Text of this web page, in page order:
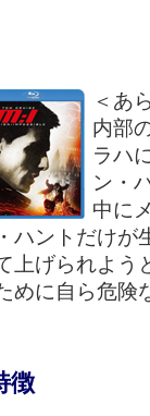
＜あ
内部
ラハ
ン・
中に
ハントだけが
上げられよう
めに自ら危険
徴